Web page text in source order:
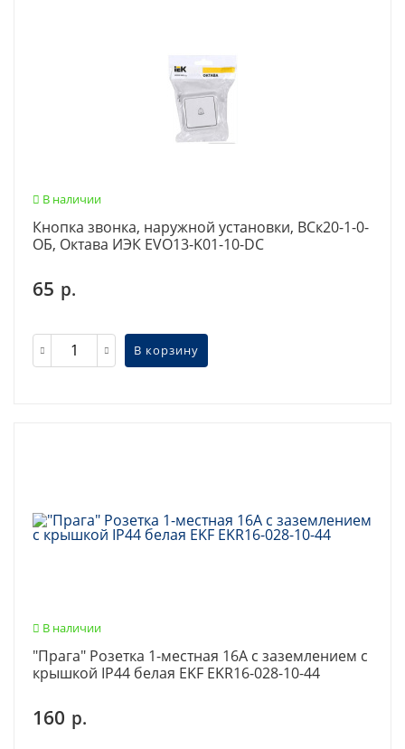
В наличии
Кнопка звонка, наружной установки, ВСк20-1-0-
ОБ, Октава ИЭК EVO13-K01-10-DC
65 р.
В корзину
В наличии
"Прага" Розетка 1-местная 16А с заземлением с
крышкой IP44 белая EKF EKR16-028-10-44
160 р.